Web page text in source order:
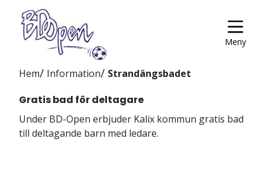
Meny
Hem Information Strandängsbadet
Gratis bad för deltagare
Under BD-Open erbjuder Kalix kommun gratis bad
till deltagande barn med ledare.